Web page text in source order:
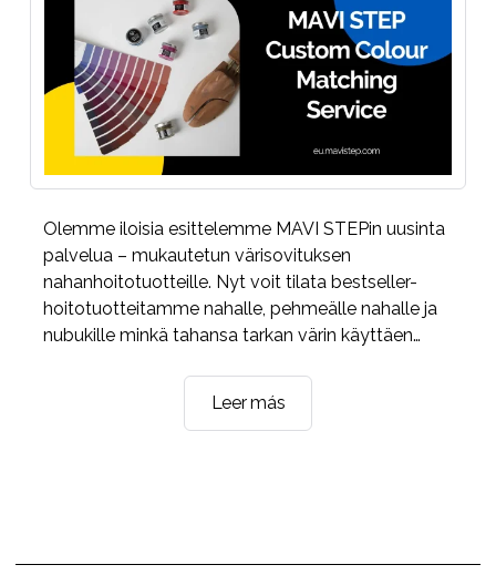
Olemme iloisia esittelemme MAVI STEPin uusinta
palvelua – mukautetun värisovituksen
nahanhoitotuotteille. Nyt voit tilata bestseller-
hoitotuotteitamme nahalle, pehmeälle nahalle ja
nubukille minkä tahansa tarkan värin käyttäen…
Leer másMAVI
STEP